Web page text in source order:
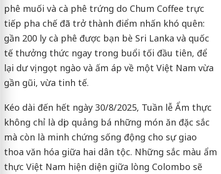
phê muối và cà phê trứng do Chum Coffee trực
tiếp pha chế đã trở thành điểm nhấn khó quên:
gần 200 ly cà phê được bạn bè Sri Lanka và quốc
tế thưởng thức ngay trong buổi tối đầu tiên, để
lại dư vị ngọt ngào và ấm áp về một Việt Nam vừa
gần gũi, vừa tinh tế.
Kéo dài đến hết ngày 30/8/2025, Tuần lễ Ẩm thực
không chỉ là dịp quảng bá những món ăn đặc sắc
mà còn là minh chứng sống động cho sự giao
thoa văn hóa giữa hai dân tộc. Những sắc màu ẩm
thực Việt Nam hiện diện giữa lòng Colombo sẽ